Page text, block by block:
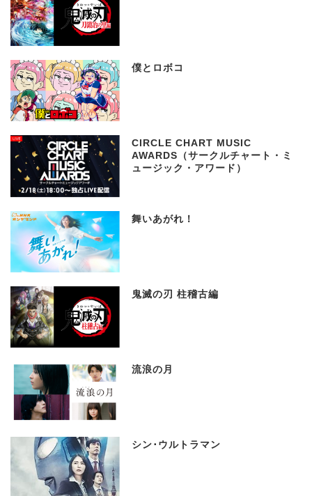
僕とロボコ
CIRCLE CHART MUSIC
AWARDS（サークルチャート・ミ
ュージック・アワード）
舞いあがれ！
鬼滅の刃 柱稽古編
流浪の月
シン･ウルトラマン